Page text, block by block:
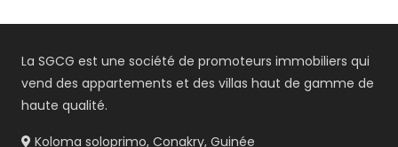
La SGCG est une société de promoteurs immobiliers qui
vend des appartements et des villas haut de gamme de
haute qualité.
Koloma soloprimo, Conakry, Guinée